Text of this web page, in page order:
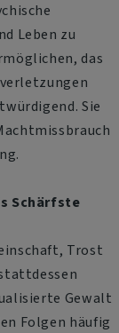
Leben zu
das
Sie
Schärfste
Trost
Gewalt
Folgen häufig